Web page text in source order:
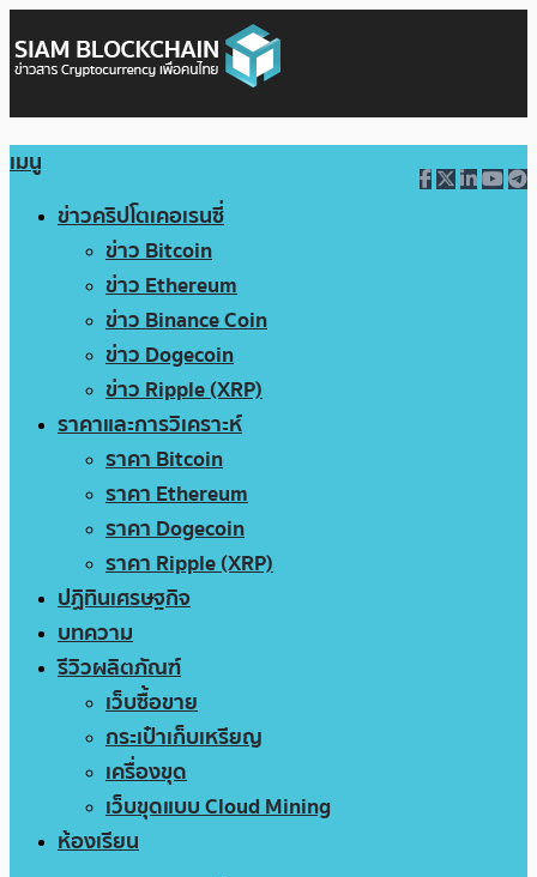
เมนู
ข่าวคริปโตเคอเรนซี่
ข่าว Bitcoin
ข่าว Ethereum
ข่าว Binance Coin
ข่าว Dogecoin
ข่าว Ripple (XRP)
ราคาและการวิเคราะห์
ราคา Bitcoin
ราคา Ethereum
ราคา Dogecoin
ราคา Ripple (XRP)
ปฏิทินเศรษฐกิจ
บทความ
รีวิวผลิตภัณฑ์
เว็บซื้อขาย
กระเป๋าเก็บเหรียญ
เครื่องขุด
เว็บขุดแบบ Cloud Mining
ห้องเรียน